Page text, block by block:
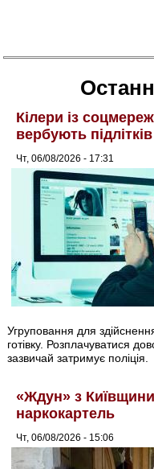
Кілери із
вербують
Чт, 06/08/2026 - 17:31
Угруповання для
готівку. Розплачуватися
зазвичай затримує поліція.
«Ждун» з
наркокартель
Чт, 06/08/2026 - 15:06